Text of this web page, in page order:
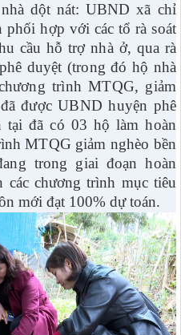
dột nát: UBND xã chỉ
phối hợp với các tổ rà soát
cầu hỗ trợ nhà ở, qua rà
duyệt (trong đó hộ nhà
trình MTQG, giảm
được UBND huyện phê
tại đã có 03 hộ làm hoàn
MTQG giảm nghèo bền
trong giai đoạn hoàn
các chương trình mục tiêu
mới đạt 100% dự toán.